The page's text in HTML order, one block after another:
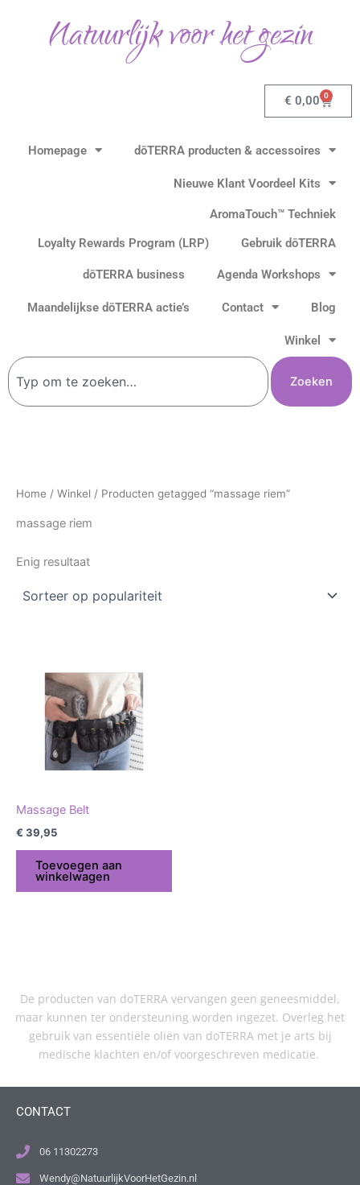
Natuurlijk voor het gezin
€ 0,00 0
Homepage dōTERRA producten & accessoires
Nieuwe Klant Voordeel Kits
AromaTouch™ Techniek
Loyalty Rewards Program (LRP)
Gebruik dōTERRA
dōTERRA business Agenda Workshops
Maandelijkse dōTERRA actie’s Contact Blog
Winkel
Zoeken
Zoeken
Home / Winkel / Producten getagged “massage riem”
massage riem
Enig resultaat
Massage Belt
€ 39,95
Toevoegen aan
winkelwagen
De producten van doTERRA vervangen geen geneesmiddel,
maar kunnen ter ondersteuning worden ingezet. Overleg het
gebruik van essentiële oliën van doTERRA met je arts bij
medische klachten en/of voorgeschreven medicatie.
CONTACT
06 11302273
Wendy@NatuurlijkVoorHetGezin.nl